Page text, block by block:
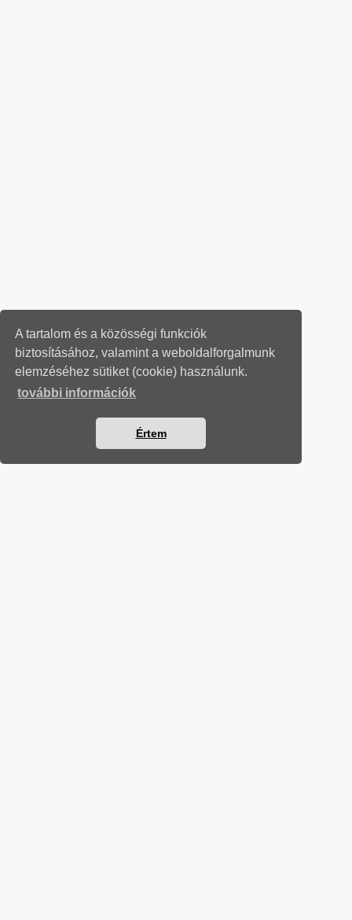
A tartalom és a közösségi funkciók
biztosításához, valamint a weboldalforgalmunk
elemzéséhez sütiket (cookie) használunk.
további információk
Értem